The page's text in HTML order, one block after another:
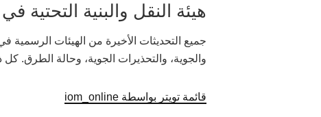
هيئة النقل والبنية التحتية
جميع التحديثات الأخيرة من الهيئات الرسمية
والجوية، والتحذيرات الجوية، وحالة الطرق.
قائمة تويتر بواسطة iom_online